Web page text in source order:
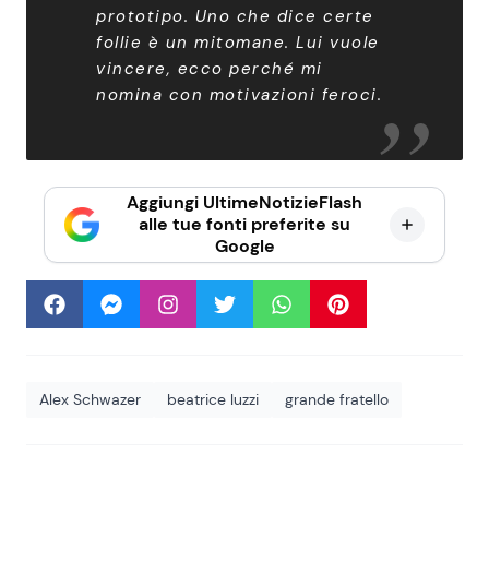
prototipo. Uno che dice certe
follie è un mitomane. Lui vuole
vincere, ecco perché mi
nomina con motivazioni feroci.
Aggiungi UltimeNotizieFlash
alle tue fonti preferite su
Google
Alex Schwazer beatrice luzzi grande fratello